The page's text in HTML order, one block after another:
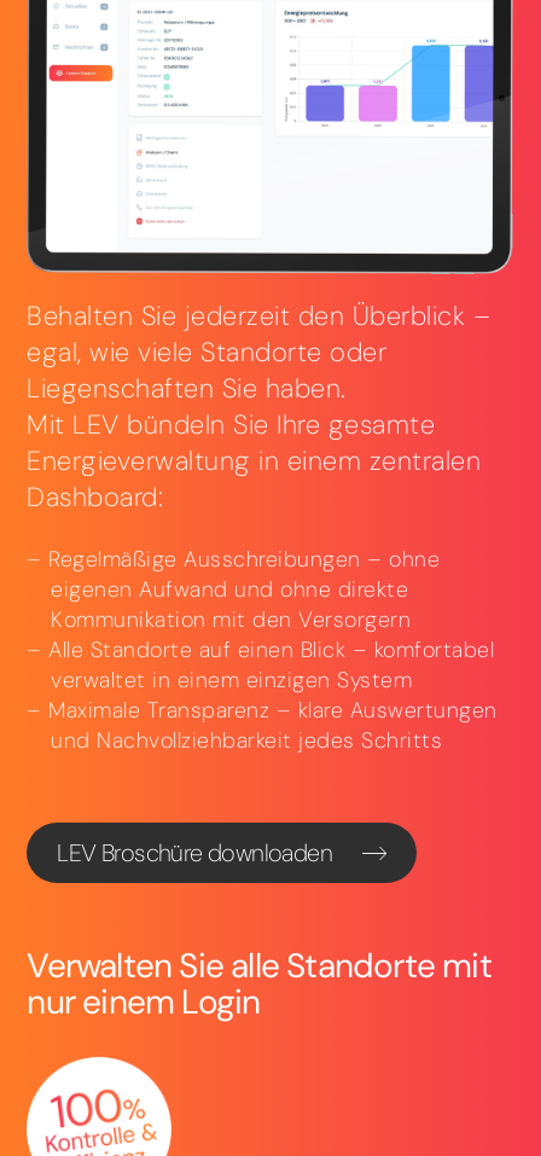
Verwalten Sie alle Standorte mit
nur einem Login
Behalten Sie jederzeit den Überblick –
egal, wie viele Standorte oder
Liegenschaften Sie haben.
Mit LEV bündeln Sie Ihre gesamte
Energieverwaltung in einem zentralen
Dashboard:
Regelmäßige Ausschreibungen – ohne
eigenen Aufwand und ohne direkte
Kommunikation mit den Versorgern
Alle Standorte auf einen Blick – komfortabel
verwaltet in einem einzigen System
Maximale Transparenz – klare Auswertungen
und Nachvollziehbarkeit jedes Schritts
LEV Broschüre downloaden